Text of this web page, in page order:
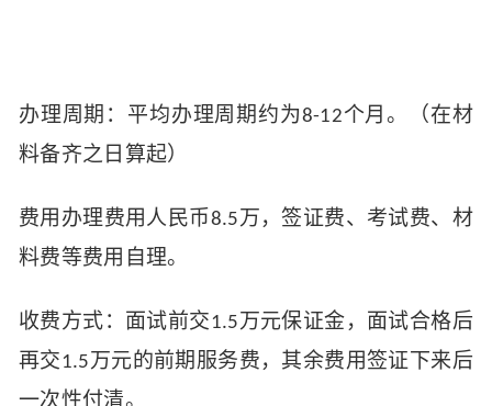
办理周期：平均办理周期约为8-12个月。（在材
料备齐之日算起）
费用办理费用人民币8.5万，签证费、考试费、材
料费等费用自理。
收费方式：面试前交1.5万元保证金，面试合格后
再交1.5万元的前期服务费，其余费用签证下来后
一次性付清。